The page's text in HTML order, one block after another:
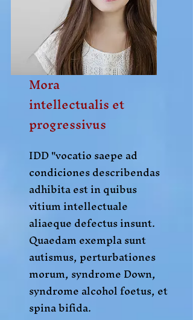
Mora
intellectualis et
progressivus
IDD "vocatio saepe ad
condiciones describendas
adhibita est in quibus
vitium intellectuale
aliaeque defectus insunt.
Quaedam exempla sunt
autismus, perturbationes
morum, syndrome Down,
syndrome alcohol foetus, et
spina bifida.